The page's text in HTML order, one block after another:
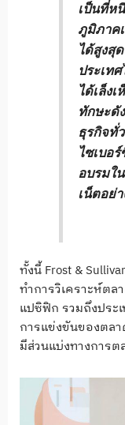
เป็นที่ห
ภูมิภาค
ได้สูงสุ
ประเท
ได้เล็ง
ทักษะดั
ธุรกิจทั่
ไซเบอ
อบรมใ
เน็ตอย่า
ทั้งนี้ Frost &
ทำการวิเคราะห์ตล
แปซิฟิก รวมถึงประ
การแข่งขันของตล
มีส่วนแบ่งทางการต